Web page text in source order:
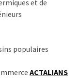
et de
populaires
ACTALIANS